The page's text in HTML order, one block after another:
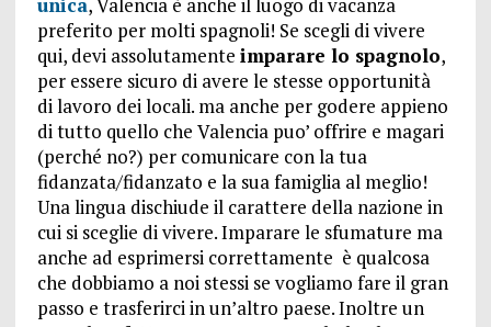
preferito per molti spagnoli! Se scegli di vivere
qui, devi assolutamente imparare lo spagnolo,
per essere sicuro di avere le stesse opportunità
di lavoro dei locali. ma anche per godere appieno
di tutto quello che Valencia puo’ offrire e magari
(perché no?) per comunicare con la tua
fidanzata/fidanzato e la sua famiglia al meglio!
Una lingua dischiude il carattere della nazione in
cui si sceglie di vivere. Imparare le sfumature ma
anche ad esprimersi correttamente è qualcosa
che dobbiamo a noi stessi se vogliamo fare il gran
passo e trasferirci in un’altro paese. Inoltre un